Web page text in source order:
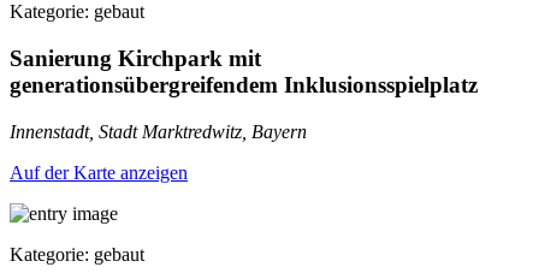
Kategorie: gebaut
Sanierung Kirchpark mit
generationsübergreifendem Inklusionsspielplatz
Innenstadt, Stadt Marktredwitz, Bayern
Auf der Karte anzeigen
Kategorie: gebaut